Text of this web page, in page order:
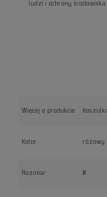
ludzi i ochrony środowiska.
Więcej o produkcie
Kolor różowy
Rozmiar M